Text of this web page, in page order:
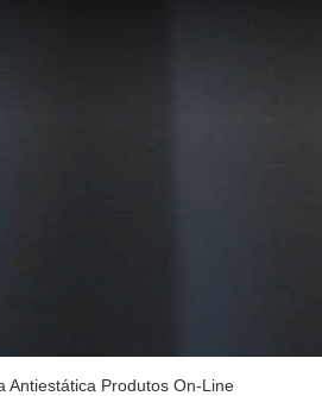
Antiestática Produtos On-Line